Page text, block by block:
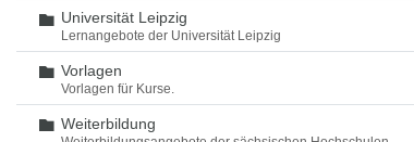
Ordner
Universität Leipzig
Lernangebote der Universität Leipzig
Ordner
Vorlagen
Vorlagen für Kurse.
Ordner
Weiterbildung